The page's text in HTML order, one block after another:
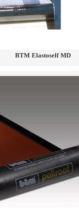
BTM Elastoself MD